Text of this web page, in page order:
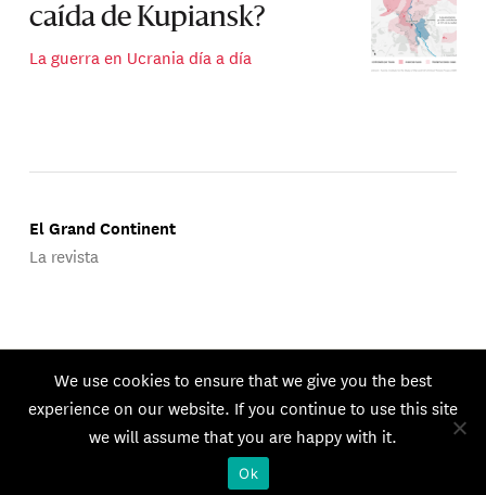
caída de Kupiansk?
La guerra en Ucrania día a día
El Grand Continent
La revista
© 2026 GEG. Todos los derechos reservados.
We use cookies to ensure that we give you the best
experience on our website. If you continue to use this site
we will assume that you are happy with it.
Ok